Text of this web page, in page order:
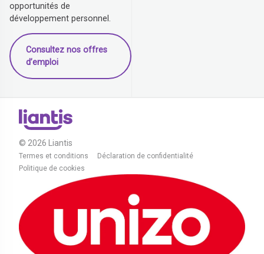
opportunités de
développement personnel.
Consultez nos offres
d’emploi
© 2026 Liantis
Termes et conditions
Déclaration de confidentialité
Politique de cookies